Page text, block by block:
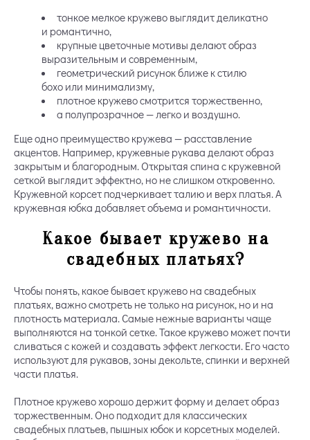
тонкое мелкое кружево выглядит деликатно
и романтично,
крупные цветочные мотивы делают образ
выразительным и современным,
геометрический рисунок ближе к стилю
бохо или минимализму,
плотное кружево смотрится торжественно,
а полупрозрачное — легко и воздушно.
Еще одно преимущество кружева — расставление
акцентов. Например, кружевные рукава делают образ
закрытым и благородным. Открытая спина с кружевной
сеткой выглядит эффектно, но не слишком откровенно.
Кружевной корсет подчеркивает талию и верх платья. А
кружевная юбка добавляет объема и романтичности.
Какое бывает кружево на
свадебных платьях?
Чтобы понять, какое бывает кружево на свадебных
платьях, важно смотреть не только на рисунок, но и на
плотность материала. Самые нежные варианты чаще
выполняются на тонкой сетке. Такое кружево может почти
сливаться с кожей и создавать эффект легкости. Его часто
используют для рукавов, зоны декольте, спинки и верхней
части платья.
Плотное кружево хорошо держит форму и делает образ
торжественным. Оно подходит для классических
свадебных платьев, пышных юбок и корсетных моделей.